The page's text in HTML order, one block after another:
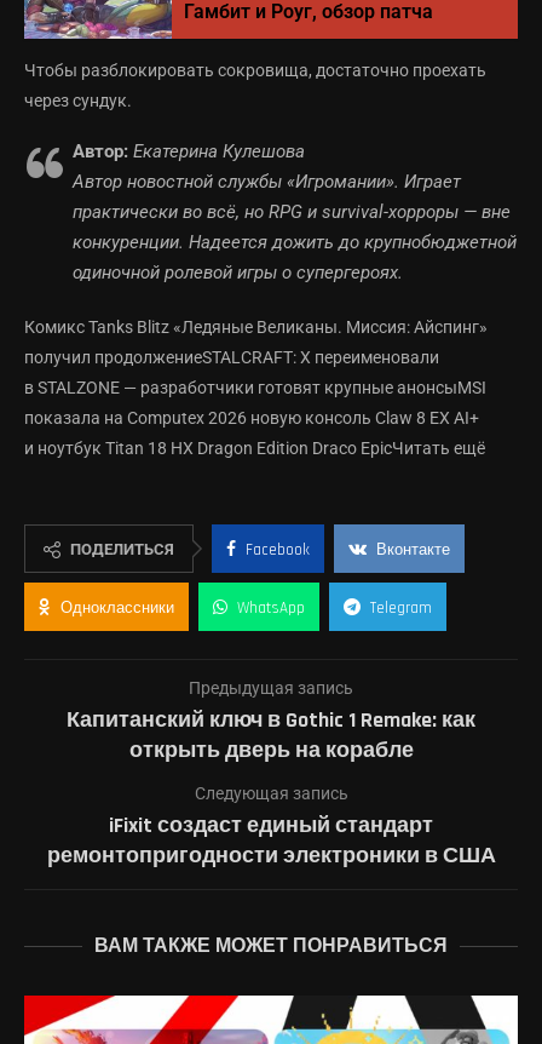
Гамбит и Роуг, обзор патча
Чтобы разблокировать сокровища, достаточно проехать
через сундук.
Автор: Екатерина Кулешова
Автор новостной службы «Игромании». Играет
практически во всё, но RPG и survival-хорроры — вне
конкуренции. Надеется дожить до крупнобюджетной
одиночной ролевой игры о супергероях.
Комикс Tanks Blitz «Ледяные Великаны. Миссия: Айспинг»
получил продолжениеSTALCRAFT: X переименовали
в STALZONE — разработчики готовят крупные анонсыMSI
показала на Computex 2026 новую консоль Claw 8 EX AI+
и ноутбук Titan 18 HX Dragon Edition Draco EpicЧитать ещё
ПОДЕЛИТЬСЯ Facebook Вконтакте
Одноклассники WhatsApp Telegram
Предыдущая запись
Капитанский ключ в Gothic 1 Remake: как
открыть дверь на корабле
Следующая запись
iFixit создаст единый стандарт
ремонтопригодности электроники в США
ВАМ ТАКЖЕ МОЖЕТ ПОНРАВИТЬСЯ